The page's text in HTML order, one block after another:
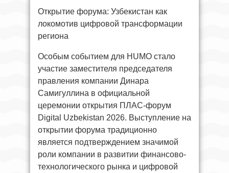
Открытие форума: Узбекистан как
локомотив цифровой трансформации
региона
Особым событием для HUMO стало
участие заместителя председателя
правления компании Динара
Самигуллина в официальной
церемонии открытия ПЛАС-форум
Digital Uzbekistan 2026. Выступление на
открытии форума традиционно
является подтверждением значимой
роли компании в развитии финансово-
технологического рынка и цифровой